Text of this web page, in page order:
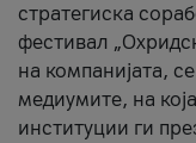
стратегиска
фестивал
на компанијата,
медиумите, на
институции ги